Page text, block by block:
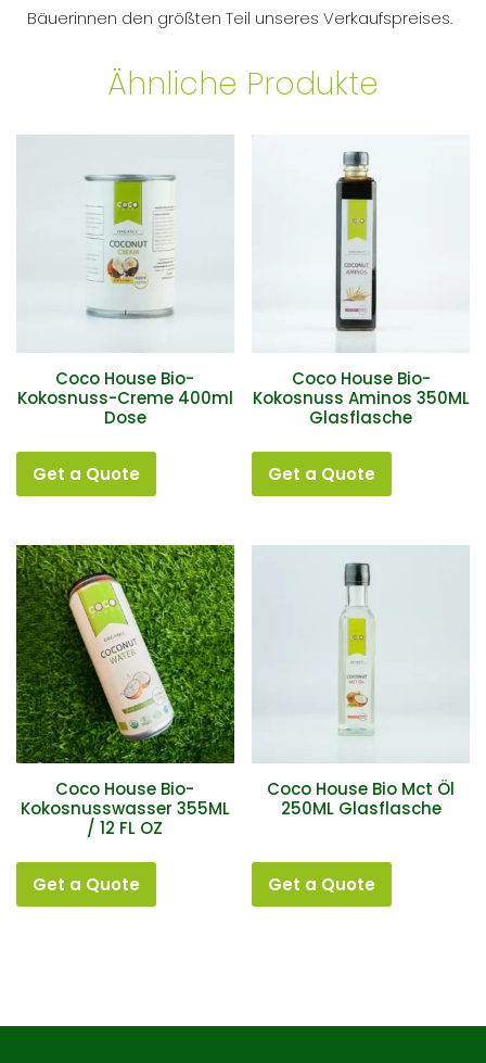
Bäuerinnen den größten Teil unseres Verkaufspreises.
Ähnliche Produkte
Coco House Bio-
Kokosnuss-Creme 400ml
Dose
Get a Quote
Coco House Bio-
Kokosnuss Aminos 350ML
Glasflasche
Get a Quote
Coco House Bio-
Kokosnusswasser 355ML
/ 12 FL OZ
Get a Quote
Coco House Bio Mct Öl
250ML Glasflasche
Get a Quote